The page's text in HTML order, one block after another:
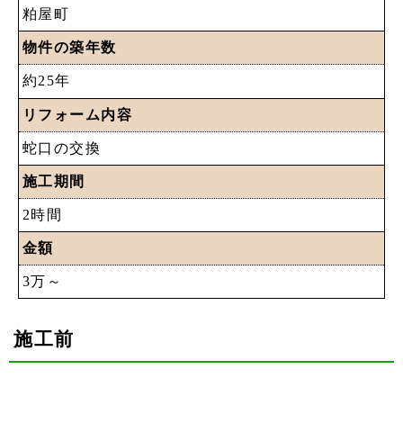
粕屋町
物件の築年数
約25年
リフォーム内容
蛇口の交換
施工期間
2時間
金額
3万～
施工前